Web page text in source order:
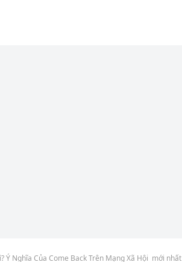
Ý Nghĩa Của Come Back Trên Mạng Xã Hội mới nhất